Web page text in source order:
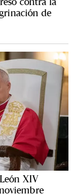
de
XIV